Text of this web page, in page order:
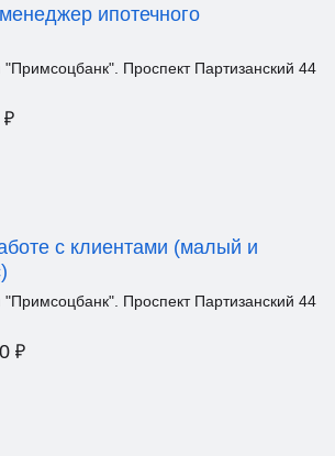
ипотечного
Проспект Партизанский 44
₽
с клиентами (малый и
Проспект Партизанский 44
₽